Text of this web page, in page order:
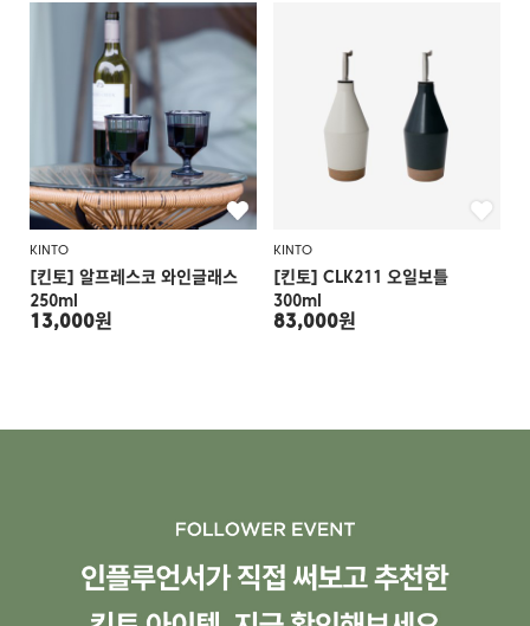
KINTO
[킨토] 알프레스코 와인글래스
250ml
13,000원
KINTO
[킨토] CLK211 오일보틀
300ml
83,000원